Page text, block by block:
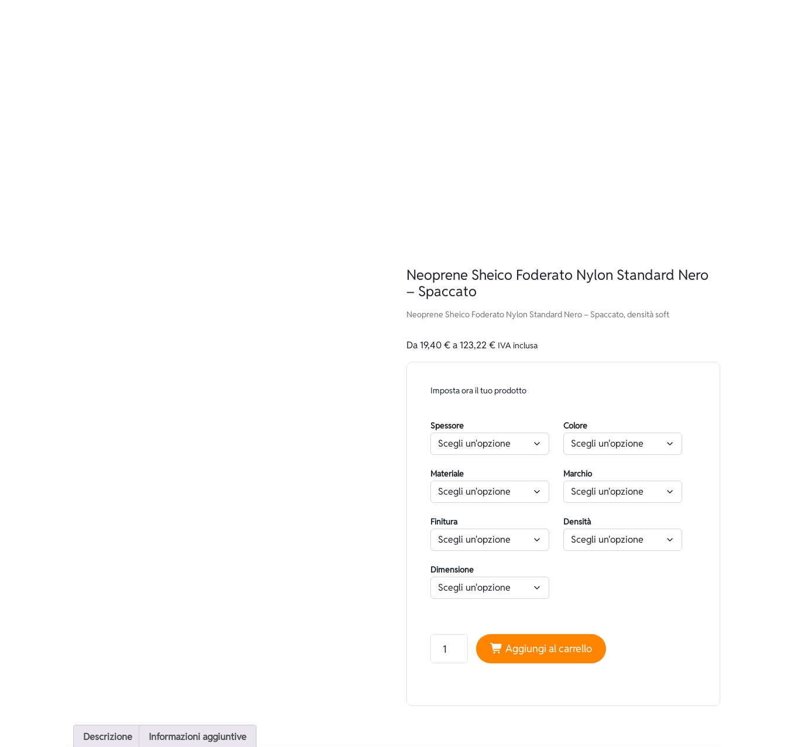
Neoprene Sheico Foderato Nylon Standard Nero
– Spaccato
Neoprene Sheico Foderato Nylon Standard Nero – Spaccato, densità soft
Da 19,40€a 123,22€ IVA inclusa
Imposta ora il tuo prodotto
Spessore Colore
Materiale Marchio
Finitura Densità
Dimensione
Neoprene Sheico Foderato Nylon Standard Nero - Spaccato quantità
Aggiungi al carrello
Descrizione Informazioni aggiuntive